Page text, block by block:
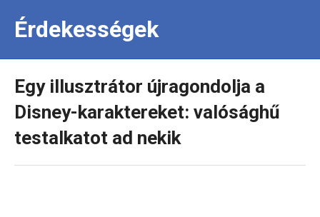
Érdekességek
Egy illusztrátor újragondolja a
Disney-karaktereket: valósághű
testalkatot ad nekik